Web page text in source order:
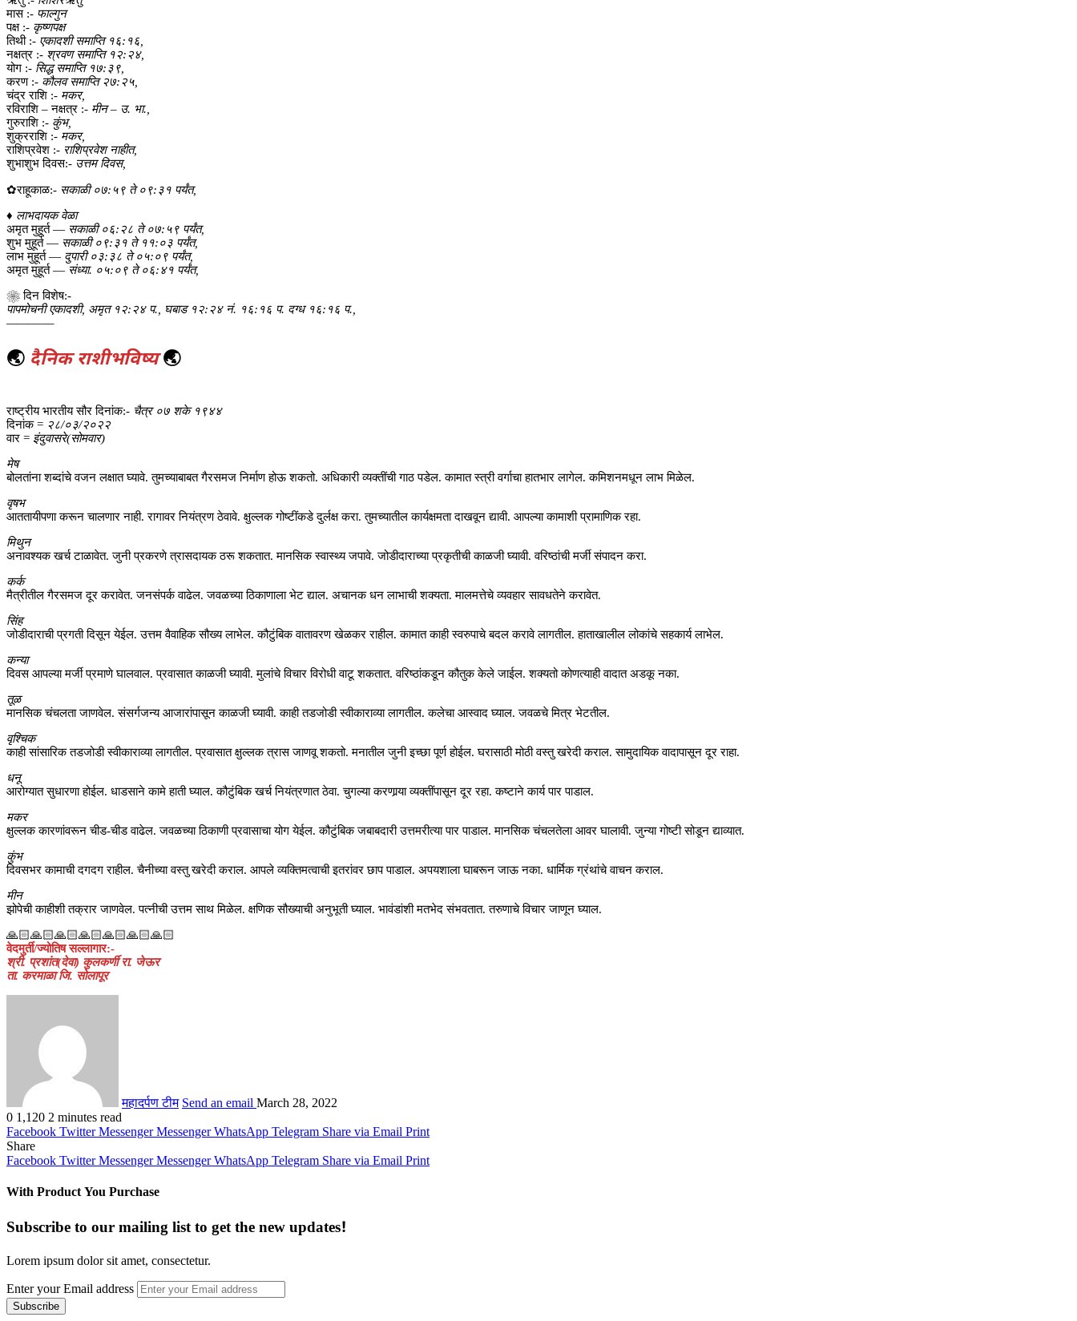
मास :- फाल्गुन
पक्ष :- कृष्णपक्ष
तिथी :- एकादशी समाप्ति १६:१६,
नक्षत्र :- श्रवण समाप्ति १२:२४,
योग :- सिद्ध समाप्ति १७:३९,
करण :- कौलव समाप्ति २७:२५,
चंद्र राशि :- मकर,
रविराशि – नक्षत्र :- मीन – उ. भा.,
गुरुराशि :- कुंभ,
शुक्रराशि :- मकर,
राशिप्रवेश :- राशिप्रवेश नाहीत,
शुभाशुभ दिवस:- उत्तम दिवस,
✿राहूकाळ:- सकाळी ०७:५९ ते ०९:३१ पर्यंत,
♦ लाभदायक वेळा
अमृत मुहूर्त — सकाळी ०६:२८ ते ०७:५९ पर्यंत,
शुभ मुहूर्त — सकाळी ०९:३१ ते ११:०३ पर्यंत,
लाभ मुहूर्त — दुपारी ०३:३८ ते ०५:०९ पर्यंत,
अमृत मुहूर्त — संध्या. ०५:०९ ते ०६:४१ पर्यंत,
❀ दिन विशेष:-
पापमोचनी एकादशी, अमृत १२:२४ प., घबाड १२:२४ नं. १६:१६ प. दग्ध १६:१६ प.,
————–
🌏 दैनिक राशीभविष्य 🌏
राष्ट्रीय भारतीय सौर दिनांक:- चैत्र ०७ शके १९४४
दिनांक = २८/०३/२०२२
वार = इंदुवासरे(सोमवार)
मेष
बोलतांना शब्दांचे वजन लक्षात घ्यावे. तुमच्याबाबत गैरसमज निर्माण होऊ शकतो. अधिकारी व्यक्तींची गाठ पडेल. कामात स्त्री वर्गाचा हातभार लागेल. कमिशनमधून लाभ मिळेल.
वृषभ
आततायीपणा करून चालणार नाही. रागावर नियंत्रण ठेवावे. क्षुल्लक गोष्टींकडे दुर्लक्ष करा. तुमच्यातील कार्यक्षमता दाखवून द्यावी. आपल्या कामाशी प्रामाणिक रहा.
मिथुन
अनावश्यक खर्च टाळावेत. जुनी प्रकरणे त्रासदायक ठरू शकतात. मानसिक स्वास्थ्य जपावे. जोडीदाराच्या प्रकृतीची काळजी घ्यावी. वरिष्ठांची मर्जी संपादन करा.
कर्क
मैत्रीतील गैरसमज दूर करावेत. जनसंपर्क वाढेल. जवळच्या ठिकाणाला भेट द्याल. अचानक धन लाभाची शक्यता. मालमत्तेचे व्यवहार सावधतेने करावेत.
सिंह
जोडीदाराची प्रगती दिसून येईल. उत्तम वैवाहिक सौख्य लाभेल. कौटुंबिक वातावरण खेळकर राहील. कामात काही स्वरुपाचे बदल करावे लागतील. हाताखालील लोकांचे सहकार्य लाभेल.
कन्या
दिवस आपल्या मर्जी प्रमाणे घालवाल. प्रवासात काळजी घ्यावी. मुलांचे विचार विरोधी वाटू शकतात. वरिष्ठांकडून कौतुक केले जाईल. शक्यतो कोणत्याही वादात अडकू नका.
तूळ
मानसिक चंचलता जाणवेल. संसर्गजन्य आजारांपासून काळजी घ्यावी. काही तडजोडी स्वीकाराव्या लागतील. कलेचा आस्वाद घ्याल. जवळचे मित्र भेटतील.
वृश्चिक
काही सांसारिक तडजोडी स्वीकाराव्या लागतील. प्रवासात क्षुल्लक त्रास जाणवू शकतो. मनातील जुनी इच्छा पूर्ण होईल. घरासाठी मोठी वस्तु खरेदी कराल. सामुदायिक वादापासून दूर राहा.
धनू
आरोग्यात सुधारणा होईल. धाडसाने कामे हाती घ्याल. कौटुंबिक खर्च नियंत्रणात ठेवा. चुगल्या करणार्‍या व्यक्तींपासून दूर रहा. कष्टाने कार्य पार पाडाल.
मकर
क्षुल्लक कारणांवरून चीड-चीड वाढेल. जवळच्या ठिकाणी प्रवासाचा योग येईल. कौटुंबिक जबाबदारी उत्तमरीत्या पार पाडाल. मानसिक चंचलतेला आवर घालावी. जुन्या गोष्टी सोडून द्याव्यात.
कुंभ
दिवसभर कामाची दगदग राहील. चैनीच्या वस्तु खरेदी कराल. आपले व्यक्तिमत्वाची इतरांवर छाप पाडाल. अपयशाला घाबरून जाऊ नका. धार्मिक ग्रंथांचे वाचन कराल.
मीन
झोपेची काहीशी तक्रार जाणवेल. पत्नीची उत्तम साथ मिळेल. क्षणिक सौख्याची अनुभूती घ्याल. भावंडांशी मतभेद संभवतात. तरुणाचे विचार जाणून घ्याल.
🙏🏻🙏🏻🙏🏻🙏🏻🙏🏻🙏🏻🙏🏻
वेदमुर्ती/ज्योतिष सल्लागार:-
श्री. प्रशांत(देवा) कुलकर्णी रा. जेऊर
ता. करमाळा जि. सोलापूर
महादर्पण टीम Send an email March 28, 2022
0 1,120 2 minutes read
Facebook Twitter Messenger Messenger WhatsApp Telegram Share via Email Print
Share
Facebook Twitter Messenger Messenger WhatsApp Telegram Share via Email Print
With Product You Purchase
Subscribe to our mailing list to get the new updates!
Lorem ipsum dolor sit amet, consectetur.
Enter your Email address